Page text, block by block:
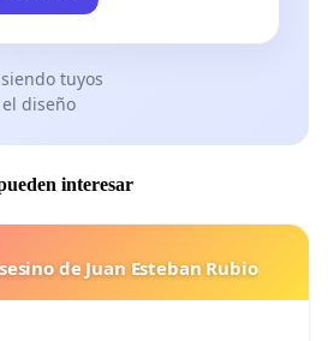
tuyos
diseño
interesar
de Juan Esteban Rubio